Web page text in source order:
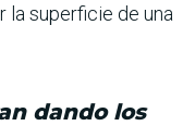
la superfi­cie de una
dando los